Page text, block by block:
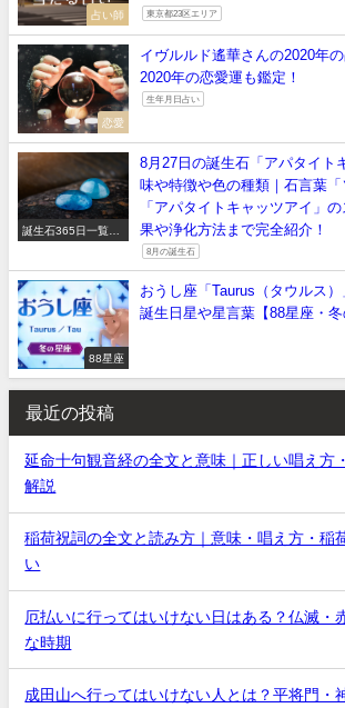
占い師 東京都23区エリア
恋愛
イヴルルド遙華さんの2020年
2020年の恋愛運も鑑定！
生年月日占い
誕生石365日一覧
8月27日の誕生石「アパタイト
味や特徴や色の種類｜石言葉
「アパタイトキャッツアイ」
果や浄化方法まで完全紹介！
8月の誕生石
88星座
おうし座「Taurus（タウルス
誕生日星や星言葉【88星座・冬
最近の投稿
延命十句観音経の全文と意味｜正しい唱え方
解説
稲荷祝詞の全文と読み方｜意味・唱え方・稲
い
厄払いに行ってはいけない日はある？仏滅・
な時期
成田山へ行ってはいけない人とは？平将門・